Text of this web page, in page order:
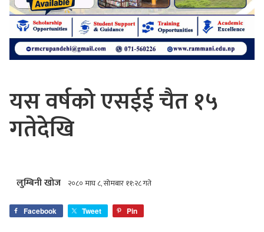
यस वर्षको एसईई चैत १५
गतेदेखि
लुम्बिनी खोज २०८० माघ ८, सोमबार ११:२८ गते
Facebook Tweet Pin